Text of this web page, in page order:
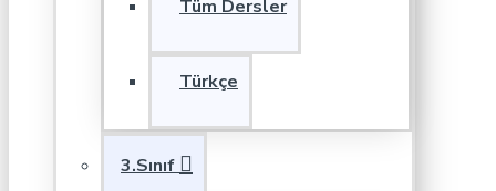
Tüm Dersler
Türkçe
3.Sınıf